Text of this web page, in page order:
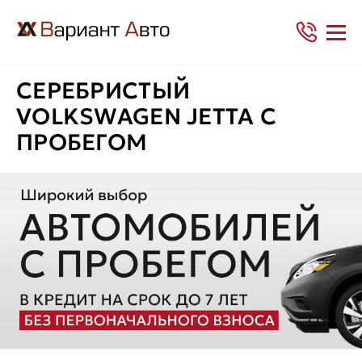
СЕРЕБРИСТЫЙ
VOLKSWAGEN JETTA С
ПРОБЕГОМ